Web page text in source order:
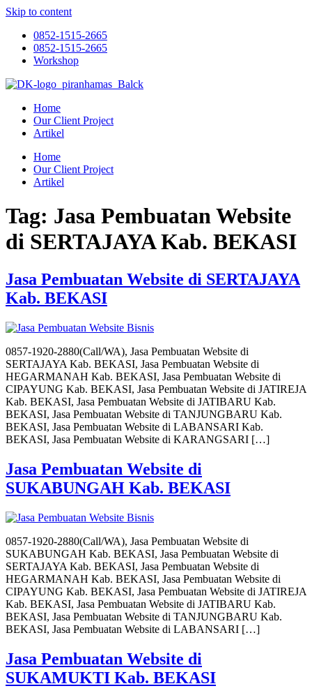
Skip to content
0852-1515-2665
0852-1515-2665
Workshop
Home
Our Client Project
Artikel
Home
Our Client Project
Artikel
Tag: Jasa Pembuatan Website
di SERTAJAYA Kab. BEKASI
Jasa Pembuatan Website di SERTAJAYA
Kab. BEKASI
0857-1920-2880(Call/WA), Jasa Pembuatan Website di
SERTAJAYA Kab. BEKASI, Jasa Pembuatan Website di
HEGARMANAH Kab. BEKASI, Jasa Pembuatan Website di
CIPAYUNG Kab. BEKASI, Jasa Pembuatan Website di JATIREJA
Kab. BEKASI, Jasa Pembuatan Website di JATIBARU Kab.
BEKASI, Jasa Pembuatan Website di TANJUNGBARU Kab.
BEKASI, Jasa Pembuatan Website di LABANSARI Kab.
BEKASI, Jasa Pembuatan Website di KARANGSARI […]
Jasa Pembuatan Website di
SUKABUNGAH Kab. BEKASI
0857-1920-2880(Call/WA), Jasa Pembuatan Website di
SUKABUNGAH Kab. BEKASI, Jasa Pembuatan Website di
SERTAJAYA Kab. BEKASI, Jasa Pembuatan Website di
HEGARMANAH Kab. BEKASI, Jasa Pembuatan Website di
CIPAYUNG Kab. BEKASI, Jasa Pembuatan Website di JATIREJA
Kab. BEKASI, Jasa Pembuatan Website di JATIBARU Kab.
BEKASI, Jasa Pembuatan Website di TANJUNGBARU Kab.
BEKASI, Jasa Pembuatan Website di LABANSARI […]
Jasa Pembuatan Website di
SUKAMUKTI Kab. BEKASI